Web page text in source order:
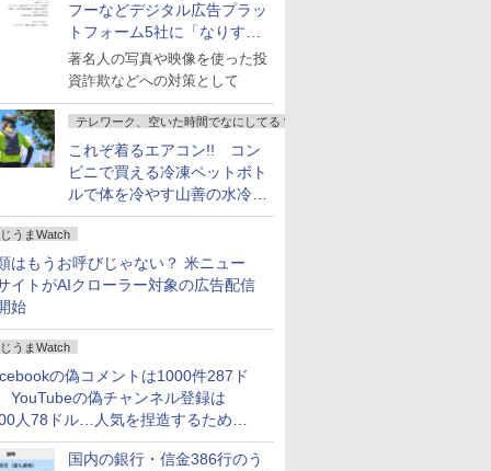
フーなどデジタル広告プラッ
トフォーム5社に「なりすま
し詐欺広告」対策強化を要請
著名人の写真や映像を使った投
資詐欺などへの対策として
テレワーク、空いた時間でなにしてる？
これぞ着るエアコン!! コン
ビニで買える冷凍ペットボト
ルで体を冷やす山善の水冷ベ
ストがロードバイクにちょう
どいい【ぼっち・ざ・ろー
ど！その14】
うまWatch
はもうお呼びじゃない？ 米ニュー
イトがAIクローラー対象の広告配信
始
うまWatch
の偽コメントは1000件287ド
YouTubeの偽チャンネル登録は
人78ドル…人気を捏造するための
リストが公開中
国内の銀行・信金386行のう